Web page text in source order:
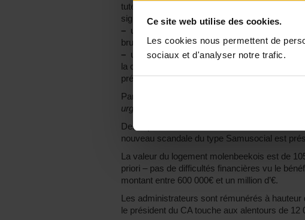
Ce site web utilise des cookies.
Les cookies nous permettent de
sociaux et d'analyser notre trafic.
tutelle du Logement molenbeekois) de prendre
signifie :
– une suspension du comité de direction,
bruxellois PS, le temps que la situation se
– une suspension du conseil d’administration,
la commune MR-CDH-Ecolo et d’un
présidence est par ailleurs assurée depuis
Par ailleurs, la ministre Frémault a également
urgence ces faits au procureur du Roi, qui
Des réponses doivent donc encore être
nouveau scandale du type Samusocial est
La valeur du logement molenbeekois est de
priori – pas de difficultés financières vu le
montant entre 600 000€ et un million d’€.
Les administrateurs sont rémunérés à
le président du CA touche aux alentours de 12